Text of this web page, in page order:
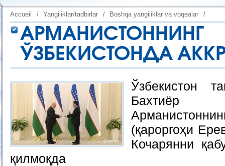
Accueil / Yangiliklar/tadbirlar / Boshqa yangiliklar va voqealar /
ЎЗБЕКИСТОНДА
Ўзбекистон
Бахтиёр
(қароргоҳи
Кочарянни
қилмоқда